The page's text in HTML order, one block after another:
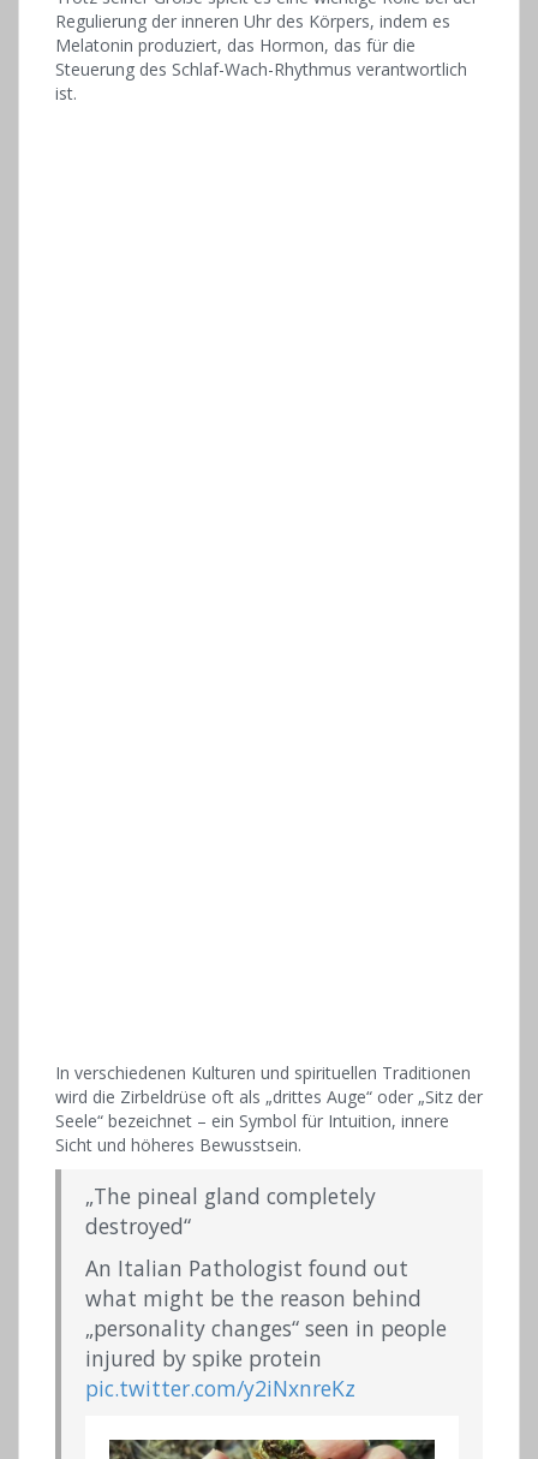
Regulierung der inneren Uhr des Körpers, indem es
Melatonin produziert, das Hormon, das für die
Steuerung des Schlaf-Wach-Rhythmus verantwortlich
ist.
In verschiedenen Kulturen und spirituellen Traditionen
wird die Zirbeldrüse oft als „drittes Auge“ oder „Sitz der
Seele“ bezeichnet – ein Symbol für Intuition, innere
Sicht und höheres Bewusstsein.
„The pineal gland completely
destroyed“
An Italian Pathologist found out
what might be the reason behind
„personality changes“ seen in people
injured by spike protein
pic.twitter.com/y2iNxnreKz